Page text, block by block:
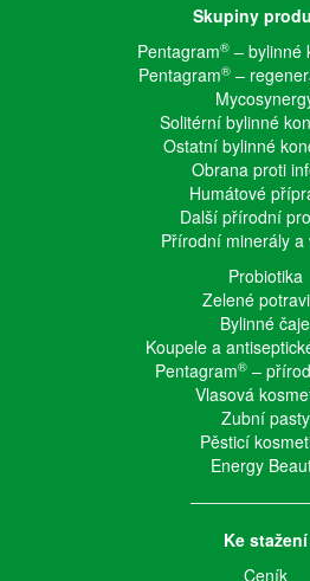
Skupiny
Pentagram®– bylinné
Pentagram® –
Solitérní bylinné
Ostatní bylinné
Obrana proti
Humátové
Další přírodní
Přírodní minerály a
Probiotika
Zelené
Bylinné čaje
Koupele a
Pentagram® –
Vlasová
Zubní pasty
Pěsticí
Energy
Ke stažení
Ceník